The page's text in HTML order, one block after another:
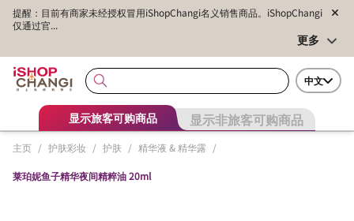
提醒：目前有商家未经授权冒用iShopChangi名义销售商品。iShopChangi
仅通过官...
更多
中文
显示旅客可购商品 显示非旅客可购商品
主页 / 护肤彩妆 / 护肤 / 精华液 & 精华露 /
莱珀妮鱼子精华夜间精粹油 20ml